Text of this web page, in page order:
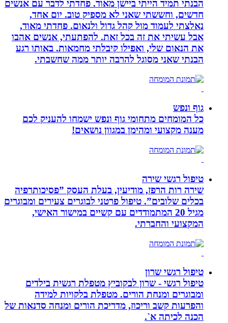
הבנתי תמיד הייתי ביישן מאוד. פחדתי לדבר עם אנשים
חדשים, וחששתי שאני לא מספיק טוב. יום אחד,
נאלצתי לעמוד מול קהל גדול ולנאום. פחדתי מאוד,
אבל עשיתי את זה בכל זאת. להפתעתי, אנשים אהבו
את הנאום שלי, ואפילו קיבלתי מחמאות. באותו רגע
הבנתי שאני מסוגל להרבה יותר ממה שחשבתי.
גוף ונפש
כל המומחים מתחומי גוף ונפש ישמחו להעניק לכם
מענה מקצועי ומהימן במגוון נושאים!
טיפול רגשי שירה
שירה רות הרפז, מודיעין, בעלת העסק ”פסיכותרפיה
בכלים שלובים”. טיפול פרטני לבוגרים צעירים ומבוגרים
מגיל 20 המתמודדים עם קשיים במישור האישי,
המקצועי והחברתי.
טיפול רגשי שרון
טיפול רגשי - שרון לבקוביץ מטפלת רגשית בילדים
ומבוגרים ומנחת הורים. מטפלת בלקויות למידה
והפרעות קשב וריכוז, מדריכת הורים ומנחה סדנאות של
הכנה לכיתה א`.